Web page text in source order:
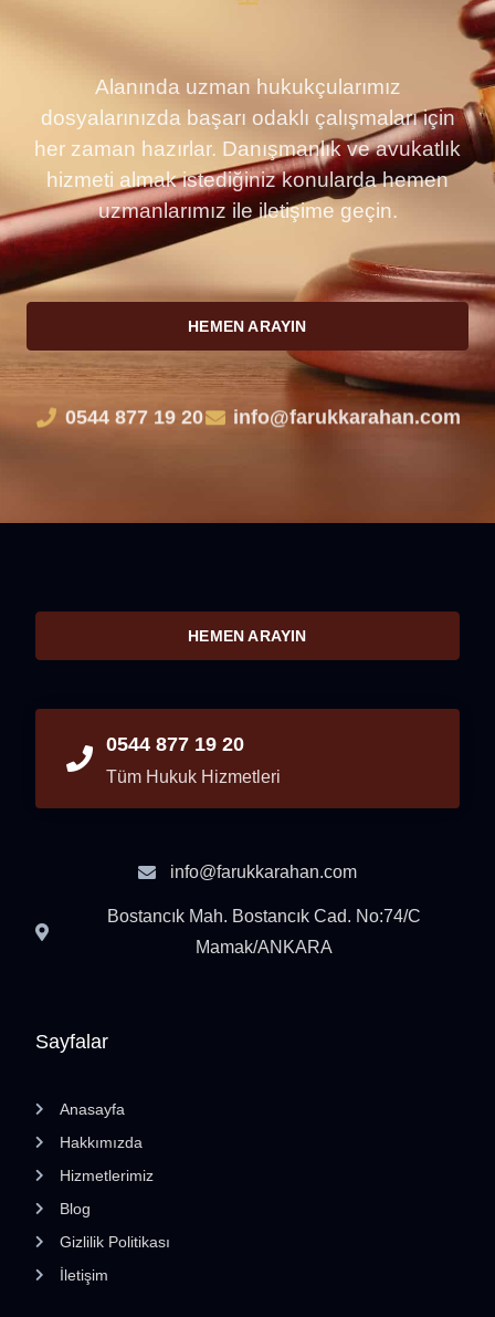
Alanında uzman hukukçularımız
dosyalarınızda başarı odaklı çalışmaları için
her zaman hazırlar. Danışmanlık ve avukatlık
hizmeti almak istediğiniz konularda hemen
uzmanlarımız ile iletişime geçin.
HEMEN ARAYIN
0544 877 19 20 info@farukkarahan.com
Sayfalar
Anasayfa
Hakkımızda
Hizmetlerimiz
Blog
Gizlilik Politikası
İletişim
HEMEN ARAYIN
0544 877 19 20
Tüm Hukuk Hizmetleri
info@farukkarahan.com
Bostancık Mah. Bostancık Cad. No:74/C
Mamak/ANKARA